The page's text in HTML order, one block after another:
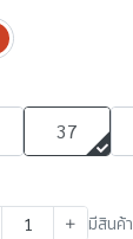
37
มีสินค้